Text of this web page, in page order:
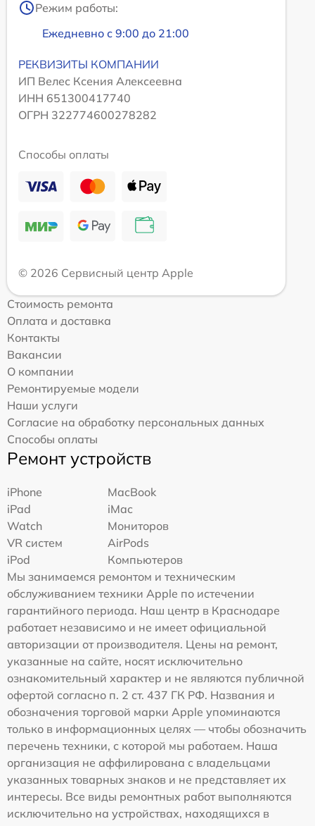
Режим работы:
Ежедневно с 9:00 до 21:00
РЕКВИЗИТЫ КОМПАНИИ
ИП Велес Ксения Алексеевна
ИНН 651300417740
ОГРН 322774600278282
Способы оплаты
© 2026 Сервисный центр Apple
Стоимость ремонта
Оплата и доставка
Контакты
Вакансии
О компании
Ремонтируемые модели
Наши услуги
Согласие на обработку персональных данных
Способы оплаты
Ремонт устройств
iPhone
MacBook
iPad
iMac
Watch
Мониторов
VR систем
AirPods
iPod
Компьютеров
Мы занимаемся ремонтом и техническим
обслуживанием техники Apple по истечении
гарантийного периода. Наш центр в Краснодаре
работает независимо и не имеет официальной
авторизации от производителя. Цены на ремонт,
указанные на сайте, носят исключительно
ознакомительный характер и не являются публичной
офертой согласно п. 2 ст. 437 ГК РФ. Названия и
обозначения торговой марки Apple упоминаются
только в информационных целях — чтобы обозначить
перечень техники, с которой мы работаем. Наша
организация не аффилирована с владельцами
указанных товарных знаков и не представляет их
интересы. Все виды ремонтных работ выполняются
исключительно на устройствах, находящихся в